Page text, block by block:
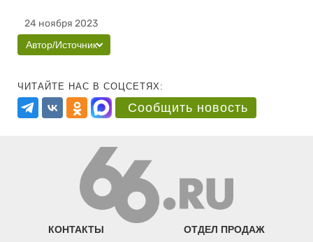
24 ноября 2023
Автор/Источник
ЧИТАЙТЕ НАС В СОЦСЕТЯХ:
Сообщить новость
КОНТАКТЫ ОТДЕЛ ПРОДАЖ